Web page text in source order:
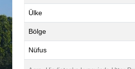
Ülke
Bölge
Nüfus